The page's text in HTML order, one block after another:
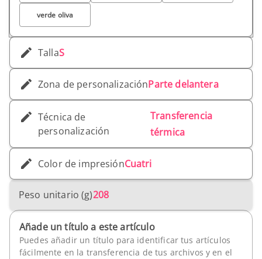
verde oliva
TallaS
Zona de personalizaciónParte delantera
Técnica de
personalización
Transferencia
térmica
Color de impresiónCuatri
Peso unitario (g)208
Añade un título a este artículo
Puedes añadir un título para identificar tus artículos
fácilmente en la transferencia de tus archivos y en el